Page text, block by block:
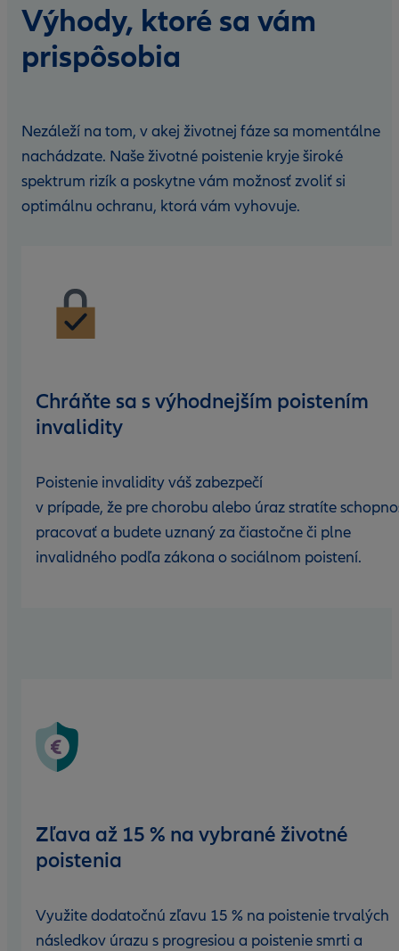
Výhody, ktoré sa vám
prispôsobia
Nezáleží na tom, v akej životnej fáze sa momentálne
nachádzate. Naše životné poistenie kryje široké
spektrum rizík a poskytne vám možnosť zvoliť si
optimálnu ochranu, ktorá vám vyhovuje.
Chráňte sa s výhodnejším poistením
invalidity
Poistenie invalidity váš zabezpečí
v prípade, že pre chorobu alebo úraz stratíte
pracovať a budete uznaný za čiastočne či plne
invalidného podľa zákona o sociálnom poistení.
Zľava až 15 % na vybrané životné
poistenia
Využite dodatočnú zľavu 15 % na poistenie trvalých
následkov úrazu s progresiou a poistenie smrti a